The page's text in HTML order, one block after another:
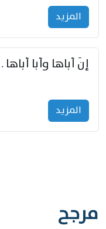
المزید
إنّ أباها وأبا
المزید
مرجح